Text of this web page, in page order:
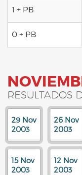
1 + PB
0 + PB
RESULTADOS
29 Nov
2003
26 Nov
2003
15 Nov
2003
12 Nov
2003